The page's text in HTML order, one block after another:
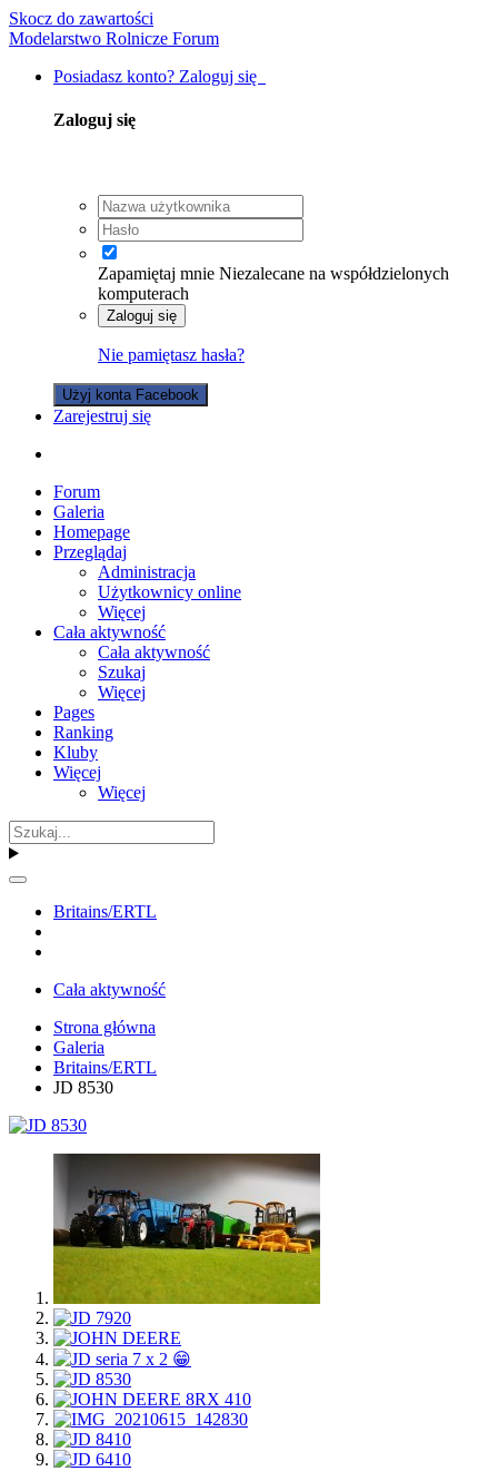
Skocz do zawartości
Modelarstwo Rolnicze Forum
Posiadasz konto? Zaloguj się
Zaloguj się
Zapamiętaj mnie Niezalecane na współdzielonych
komputerach
Zaloguj się
Nie pamiętasz hasła?
Użyj konta Facebook
Zarejestruj się
Forum
Galeria
Homepage
Przeglądaj
Administracja
Użytkownicy online
Więcej
Cała aktywność
Cała aktywność
Szukaj
Więcej
Pages
Ranking
Kluby
Więcej
Więcej
Britains/ERTL
Cała aktywność
Strona główna
Galeria
Britains/ERTL
JD 8530